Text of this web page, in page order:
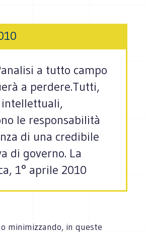
a tutto campo
a perdere.Tutti,
le responsabilità
di una credibile
di governo. La
1° aprile 2010
minimizzando, in queste